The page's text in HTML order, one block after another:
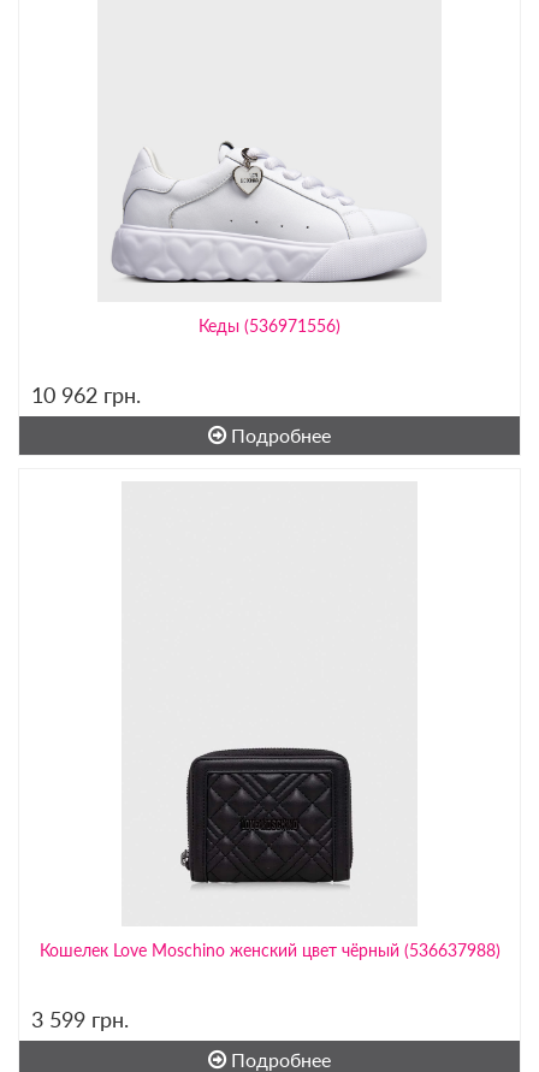
Кеды (536971556)
10 962 грн.
Подробнее
Кошелек Love Moschino женский цвет чёрный (536637988)
3 599 грн.
Подробнее